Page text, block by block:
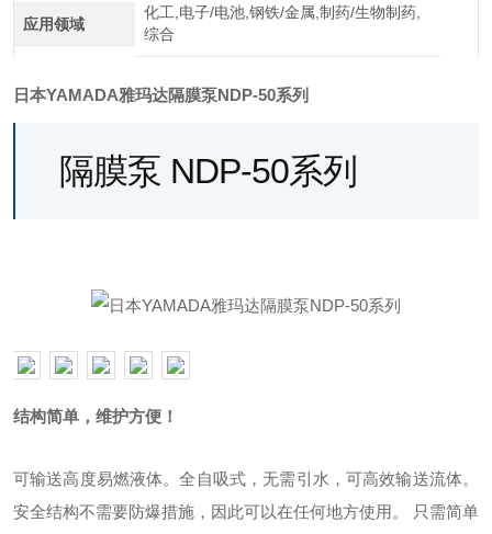
应用领域
化工,电子/电池,钢铁/金属,制药/生物制药,
综合
日本YAMADA雅玛达隔膜泵NDP-50系列
隔膜泵 NDP-50系列
结构简单，维护方便！
可输送高度易燃液体。全自吸式，无需引水，可高效输送流体。
安全结构不需要防爆措施，因此可以在任何地方使用。 只需简单